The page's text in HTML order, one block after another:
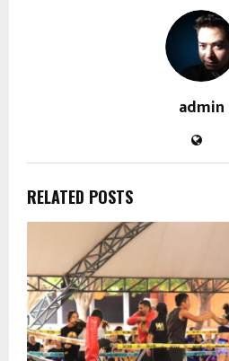
admin
RELATED POSTS